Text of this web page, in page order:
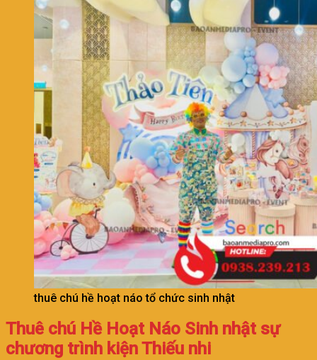
thuê chú hề hoạt náo tổ chức sinh nhật
Thuê chú Hề Hoạt Náo Sinh nhật sự
chương trình kiện Thiếu nhi